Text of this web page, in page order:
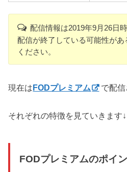
配信情報は2019年9月26日
配信が終了している可能性が
ください。
現在は FODプレミアム で配信
それぞれの特徴を見ていきます
FODプレミアムのポイ